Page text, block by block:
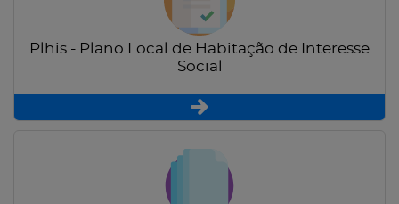
Plhis - Plano Local de Habitação de Interesse
Social